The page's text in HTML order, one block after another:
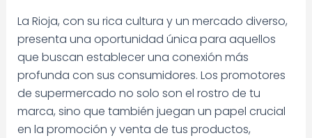
La Rioja, con su rica cultura y un mercado diverso,
presenta una oportunidad única para aquellos
que buscan establecer una conexión más
profunda con sus consumidores. Los promotores
de supermercado no solo son el rostro de tu
marca, sino que también juegan un papel crucial
en la promoción y venta de tus productos,